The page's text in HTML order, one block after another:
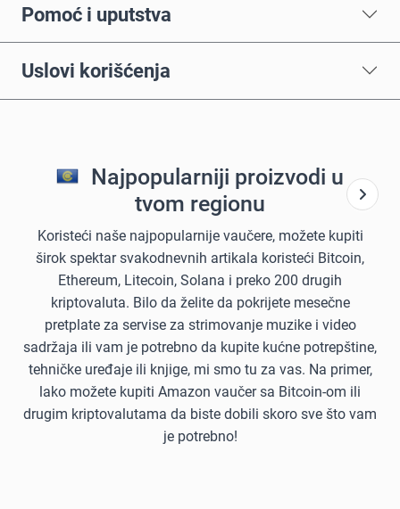
Pomoć i uputstva
Uslovi korišćenja
Najpopularniji proizvodi u
tvom regionu
Koristeći naše najpopularnije vaučere, možete kupiti
širok spektar svakodnevnih artikala koristeći Bitcoin,
Ethereum, Litecoin, Solana i preko 200 drugih
kriptovaluta. Bilo da želite da pokrijete mesečne
pretplate za servise za strimovanje muzike i video
sadržaja ili vam je potrebno da kupite kućne potrepštine,
tehničke uređaje ili knjige, mi smo tu za vas. Na primer,
lako možete kupiti Amazon vaučer sa Bitcoin-om ili
drugim kriptovalutama da biste dobili skoro sve što vam
je potrebno!